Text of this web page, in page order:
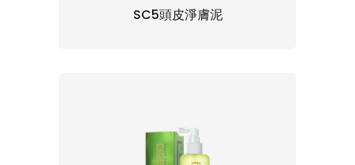
SC5頭皮淨膚泥